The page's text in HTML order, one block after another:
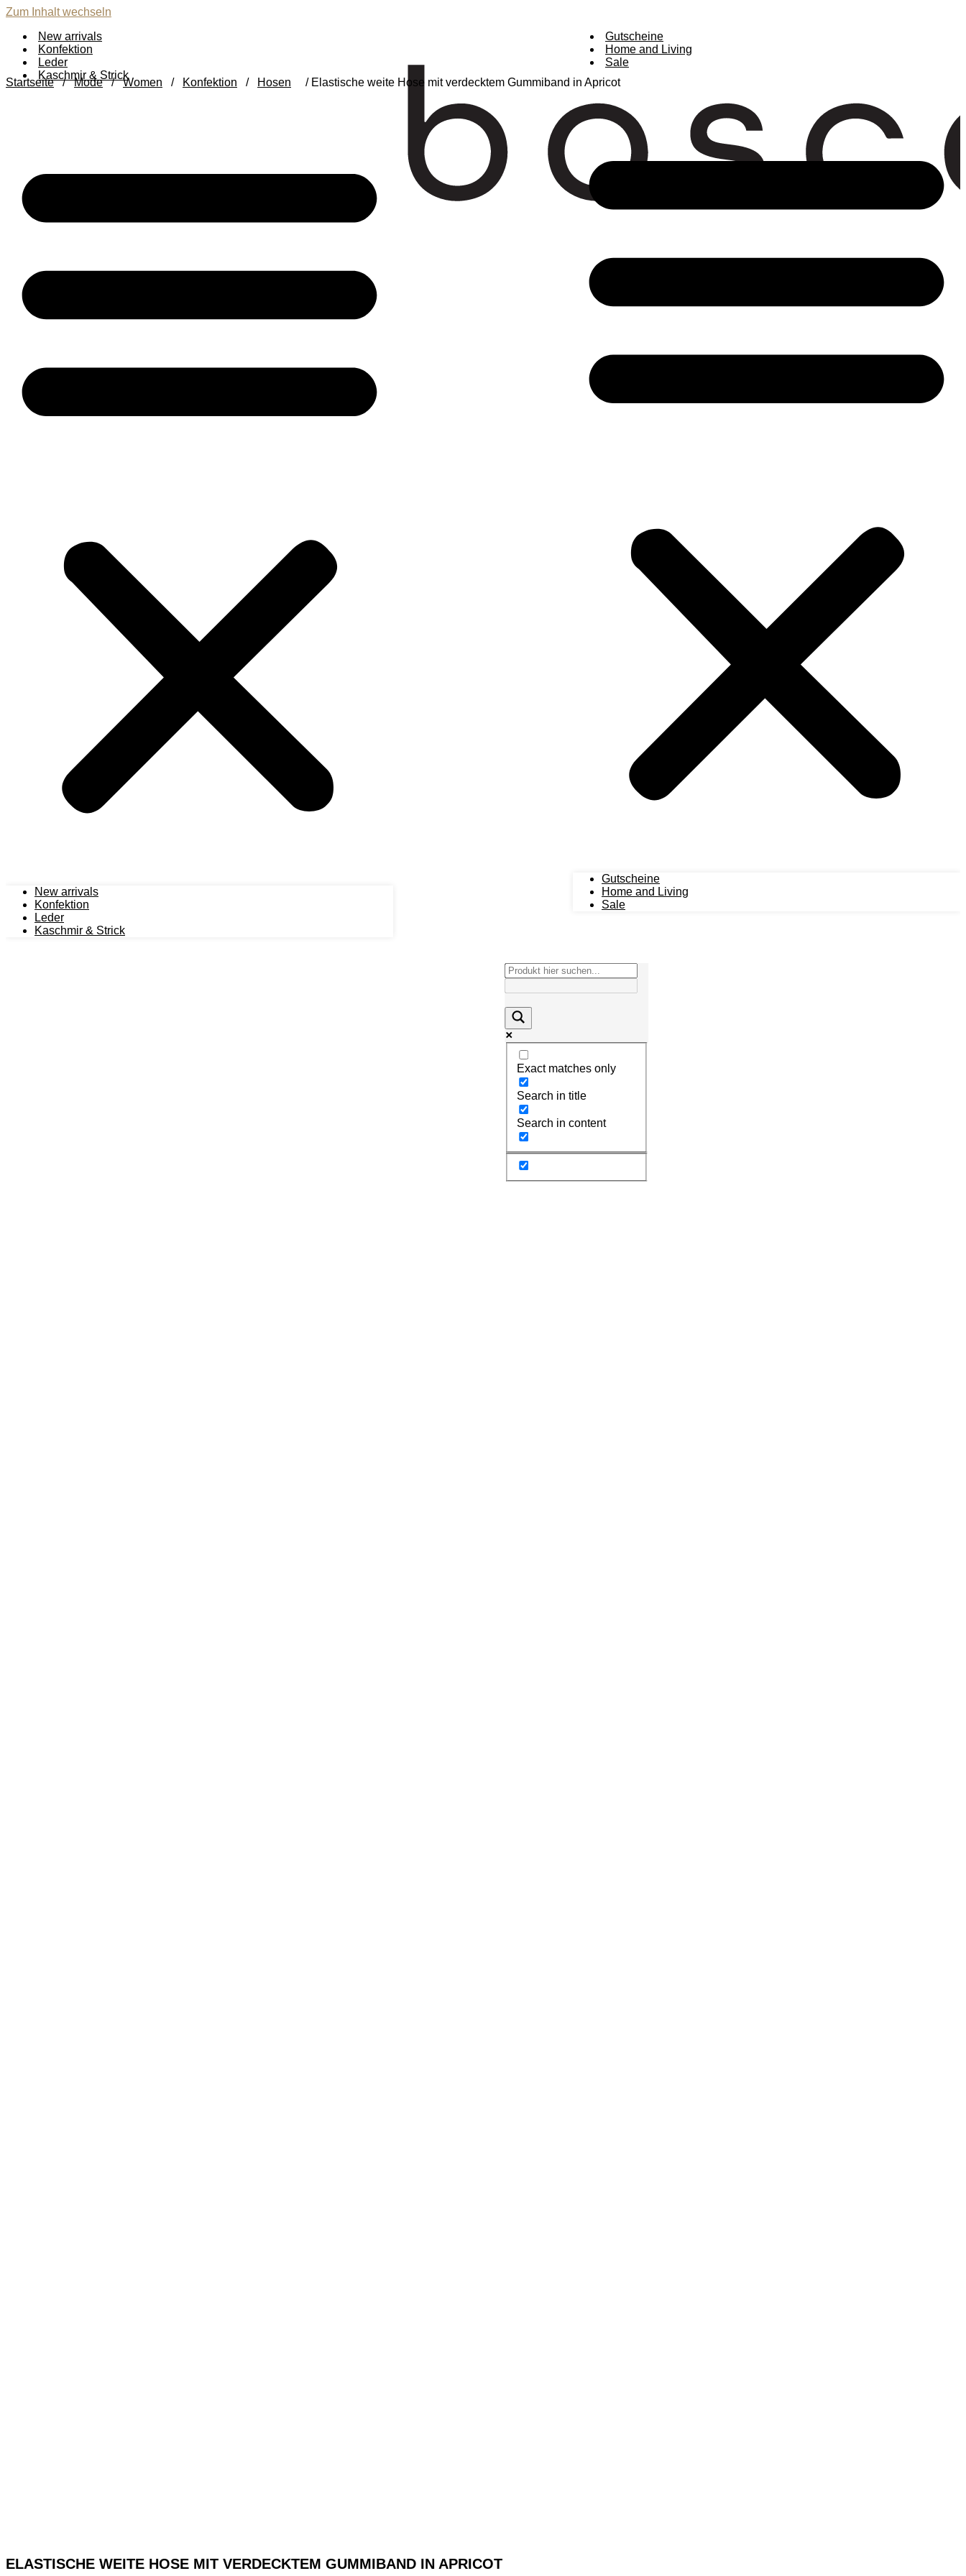
Zum Inhalt wechseln
New arrivals
Konfektion
Leder
Kaschmir & Strick
New arrivals
Konfektion
Leder
Kaschmir & Strick
Gutscheine
Home and Living
Sale
Gutscheine
Home and Living
Sale
Exact matches only
Search in title
Search in content
Startseite / Mode / Women / Konfektion / Hosen / Elastische weite Hose mit verdecktem Gummiband in Apricot
ELASTISCHE WEITE HOSE MIT VERDECKTEM GUMMIBAND IN APRICOT